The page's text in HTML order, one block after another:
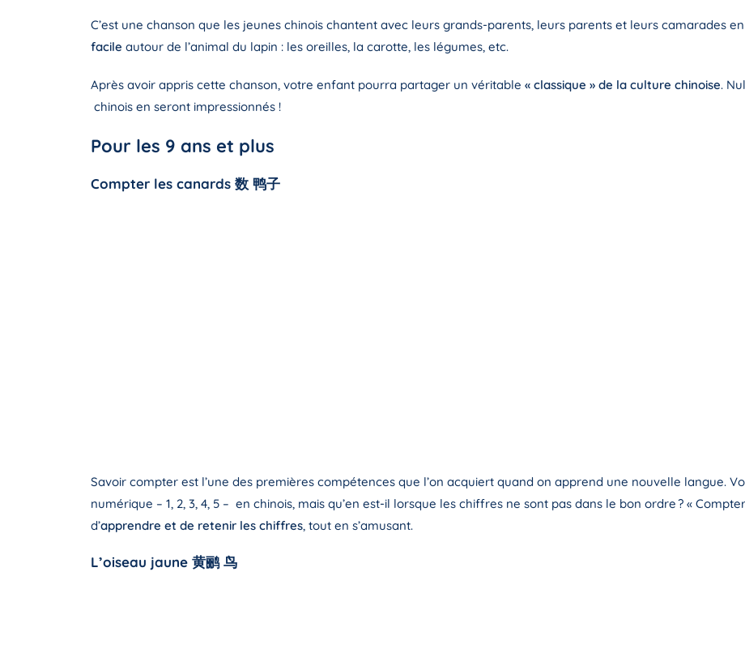
C’est une chanson que les jeunes chinois chantent avec leurs grands-parents, leurs parents et leurs camarades
facile autour de l’animal du lapin : les oreilles, la carotte, les légumes, etc.
Après avoir appris cette chanson, votre enfant pourra partager un véritable « classique » de la culture chinoise.
chinois en seront impressionnés !
Pour les 9 ans et plus
Compter les canards 数 鸭子
Savoir compter est l’une des premières compétences que l’on acquiert quand on apprend une nouvelle langue.
numérique – 1, 2, 3, 4, 5 – en chinois, mais qu’en est-il lorsque les chiffres ne sont pas dans le bon ordre ? «
d’apprendre et de retenir les chiffres, tout en s’amusant.
L’oiseau jaune 黄鹂 鸟